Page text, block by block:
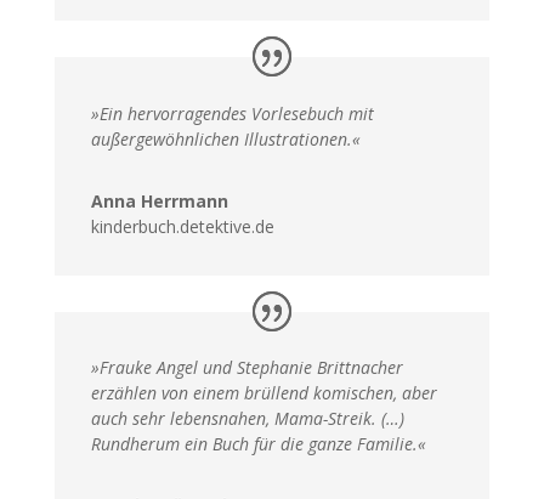
»Ein hervorragendes Vorlesebuch mit
außergewöhnlichen Illustrationen.«
Anna Herrmann
kinderbuch.detektive.de
»Frauke Angel und Stephanie Brittnacher
erzählen von einem brüllend komischen, aber
auch sehr lebensnahen, Mama-Streik. (…)
Rundherum ein Buch für die ganze Familie.«